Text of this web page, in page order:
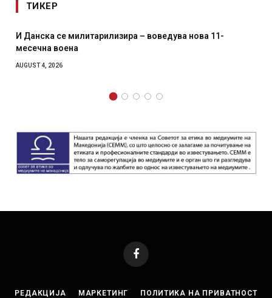
ТИКЕР
И Данска се милитарилизира – воведува нова 11-
месечна воена
AUGUST 4, 2026
Facebook
РЕДАКЦИЈА МАРКЕТИНГ ПОЛИТИКА НА ПРИВАТНОСТ